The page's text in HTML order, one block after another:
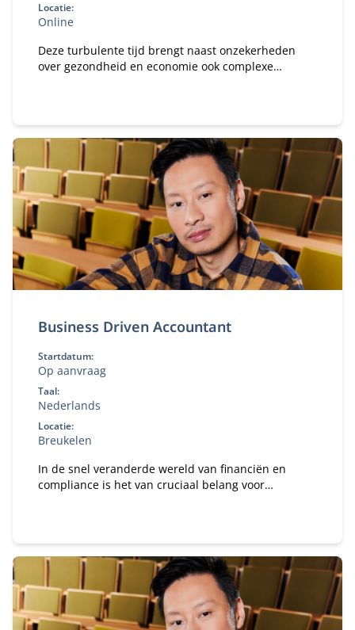
Locatie:
Online
Deze turbulente tijd brengt naast onzekerheden
over gezondheid en economie ook complexe
Business Driven Accountant
Startdatum:
Op aanvraag
Taal:
Nederlands
Locatie:
Breukelen
In de snel veranderde wereld van financiën en
compliance is het van cruciaal belang voor